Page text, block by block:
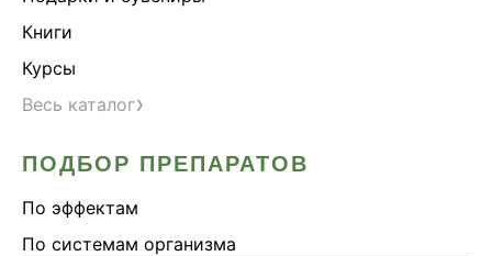
Книги
Курсы
Весь каталог›
ПОДБОР ПРЕПАРАТОВ
По эффектам
По системам организма